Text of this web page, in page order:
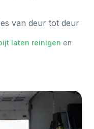
van deur tot deur
laten reinigen en